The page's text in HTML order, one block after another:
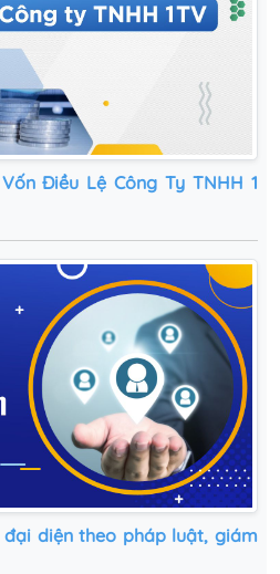
Điều Lệ Công Ty TNHH 1
diện theo pháp luật, giám